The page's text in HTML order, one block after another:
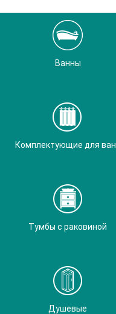
Ванны
Комплектующие для
Тумбы с раковиной
Душевые